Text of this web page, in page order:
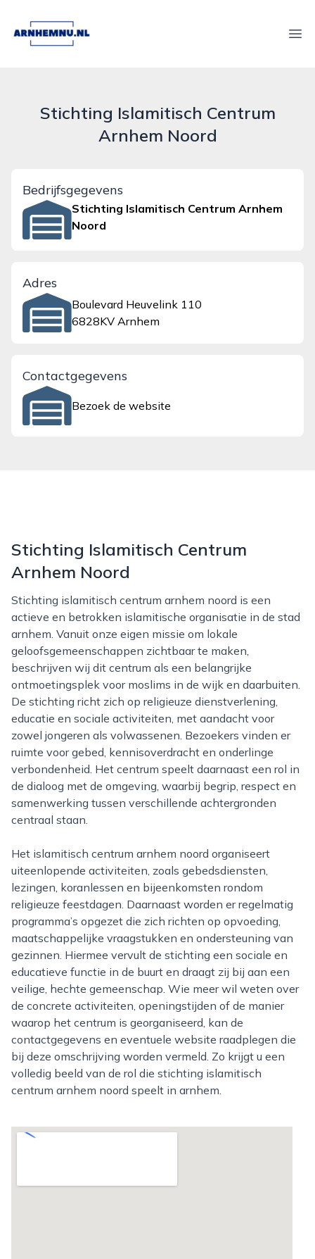
arnhemnu.nl
Stichting Islamitisch Centrum
Arnhem Noord
Bedrijfsgegevens
Stichting Islamitisch Centrum Arnhem
Noord
Adres
Boulevard Heuvelink 110
6828KV Arnhem
Contactgegevens
Bezoek de website
Stichting Islamitisch Centrum
Arnhem Noord
Stichting islamitisch centrum arnhem noord is een
actieve en betrokken islamitische organisatie in de stad
arnhem. Vanuit onze eigen missie om lokale
geloofsgemeenschappen zichtbaar te maken,
beschrijven wij dit centrum als een belangrijke
ontmoetingsplek voor moslims in de wijk en daarbuiten.
De stichting richt zich op religieuze dienstverlening,
educatie en sociale activiteiten, met aandacht voor
zowel jongeren als volwassenen. Bezoekers vinden er
ruimte voor gebed, kennisoverdracht en onderlinge
verbondenheid. Het centrum speelt daarnaast een rol in
de dialoog met de omgeving, waarbij begrip, respect en
samenwerking tussen verschillende achtergronden
centraal staan.
Het islamitisch centrum arnhem noord organiseert
uiteenlopende activiteiten, zoals gebedsdiensten,
lezingen, koranlessen en bijeenkomsten rondom
religieuze feestdagen. Daarnaast worden er regelmatig
programma’s opgezet die zich richten op opvoeding,
maatschappelijke vraagstukken en ondersteuning van
gezinnen. Hiermee vervult de stichting een sociale en
educatieve functie in de buurt en draagt zij bij aan een
veilige, hechte gemeenschap. Wie meer wil weten over
de concrete activiteiten, openingstijden of de manier
waarop het centrum is georganiseerd, kan de
contactgegevens en eventuele website raadplegen die
bij deze omschrijving worden vermeld. Zo krijgt u een
volledig beeld van de rol die stichting islamitisch
centrum arnhem noord speelt in arnhem.